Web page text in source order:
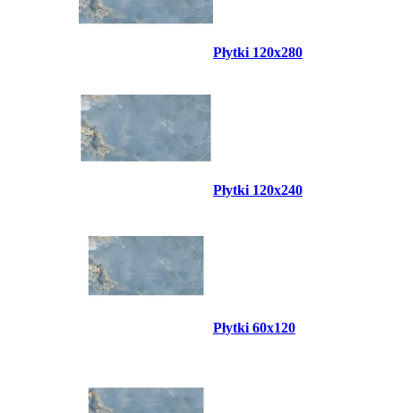
Płytki 120x280
Płytki 120x240
Płytki 60x120